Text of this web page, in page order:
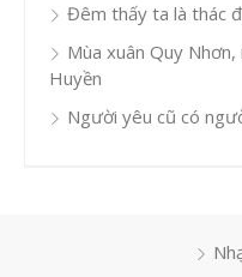
Đêm thấy ta là thác
Mùa xuân Quy
Huyền
Người yêu cũ có